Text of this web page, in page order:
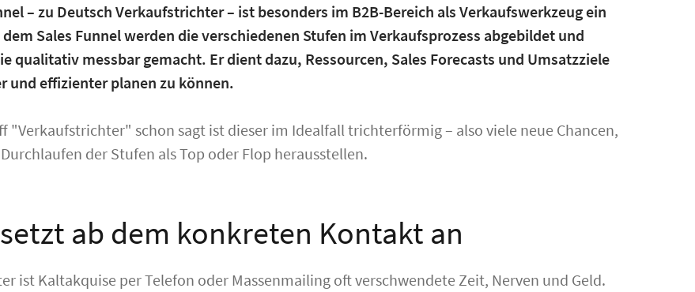
– zu Deutsch Verkaufstrichter – ist besonders im B2B-Bereich als Verkaufswerkzeug ein
Sales Funnel werden die verschiedenen Stufen im Verkaufsprozess abgebildet und
qualitativ messbar gemacht. Er dient dazu, Ressourcen, Sales Forecasts und Umsatzziele
und effizienter planen zu können.
"Verkaufstrichter" schon sagt ist dieser im Idealfall trichterförmig – also viele neue Chancen,
der Stufen als Top oder Flop herausstellen.
setzt ab dem konkreten Kontakt an
ist Kaltakquise per Telefon oder Massenmailing oft verschwendete Zeit, Nerven und Geld.